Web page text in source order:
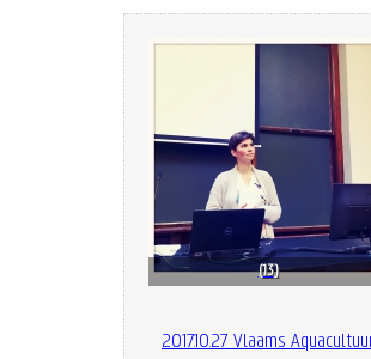
13
2017.10.27 Vlaams